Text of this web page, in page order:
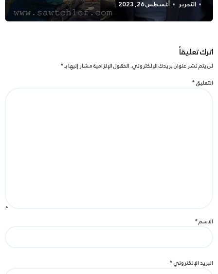
التحرير أغسطس 26, 2023
اترك تعليقاً
لن يتم نشر عنوان بريدك الإلكتروني.الحقول الإلزامية مشار إليها بـ*
التعليق*
الاسم*
البريد الإلكتروني*